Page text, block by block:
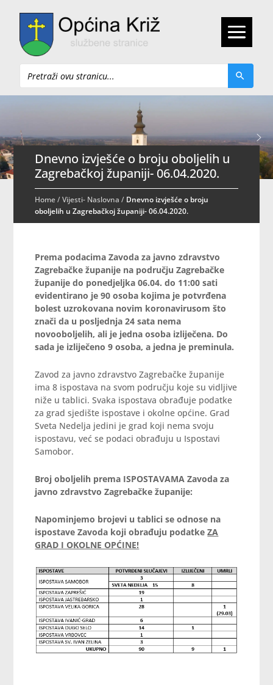
Pretraži
Dnevno izvješće o broju oboljelih u
Zagrebačkoj županiji- 06.04.2020.
Home/Vijesti- Naslovna / Dnevno izvješće o broju
oboljelih u Zagrebačkoj županiji- 06.04.2020.
Prema podacima Zavoda za javno zdravstvo
Zagrebačke županije na području Zagrebačke
županije do ponedjeljka 06.04. do 11:00 sati
evidentirano je 90 osoba kojima je potvrđena
bolest uzrokovana novim koronavirusom što
znači da u posljednja 24 sata nema
novooboljelih, ali je jedna osoba izliječena. Do
sada je izliječeno 9 osoba, a jedna je preminula.
Zavod za javno zdravstvo Zagrebačke županije
ima 8 ispostava na svom području koje su vidljive
niže u tablici. Svaka ispostava obrađuje podatke
za grad sjedište ispostave i okolne općine. Grad
Sveta Nedelja jedini je grad koji nema svoju
ispostavu, već se podaci obrađuju u Ispostavi
Samobor.
Broj oboljelih prema ISPOSTAVAMA Zavoda za
javno zdravstvo Zagrebačke županije:
Napominjemo brojevi u tablici se odnose na
ispostave Zavoda koji obrađuju podatkeZA
GRAD I OKOLNE OPĆINE!